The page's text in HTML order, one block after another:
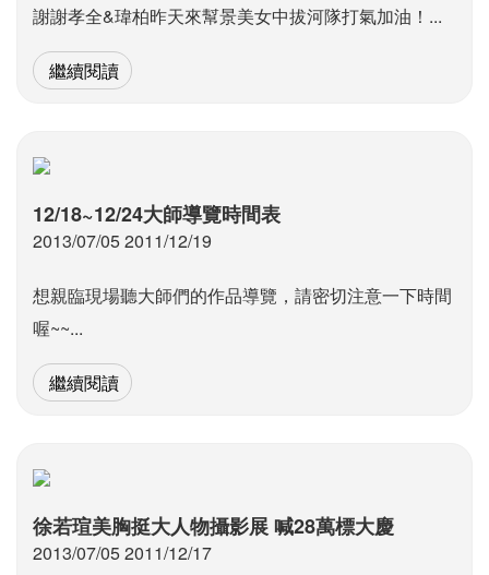
謝謝孝全&瑋柏昨天來幫景美女中拔河隊打氣加油！...
繼續閱讀
12/18~12/24大師導覽時間表
2013/07/05 2011/12/19
想親臨現場聽大師們的作品導覽，請密切注意一下時間
喔~~...
繼續閱讀
徐若瑄美胸挺大人物攝影展 喊28萬標大慶
2013/07/05 2011/12/17